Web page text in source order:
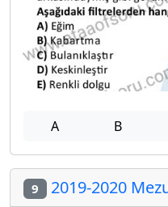
A B
9 2019-2020